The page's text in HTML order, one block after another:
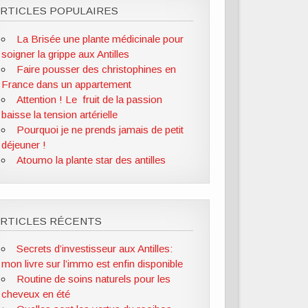
POPULAIRES
La Brisée une plante médicinale pour
soigner la grippe aux Antilles
Faire pousser des christophines en
France dans un appartement
Attention ! Le fruit de la passion
baisse la tension artérielle
Pourquoi je ne prends jamais de petit
déjeuner !
Atoumo la plante star des antilles
RÉCENTS
Secrets d’investisseur aux Antilles:
mon livre sur l’immo est enfin disponible
Routine de soins naturels pour les
cheveux en été